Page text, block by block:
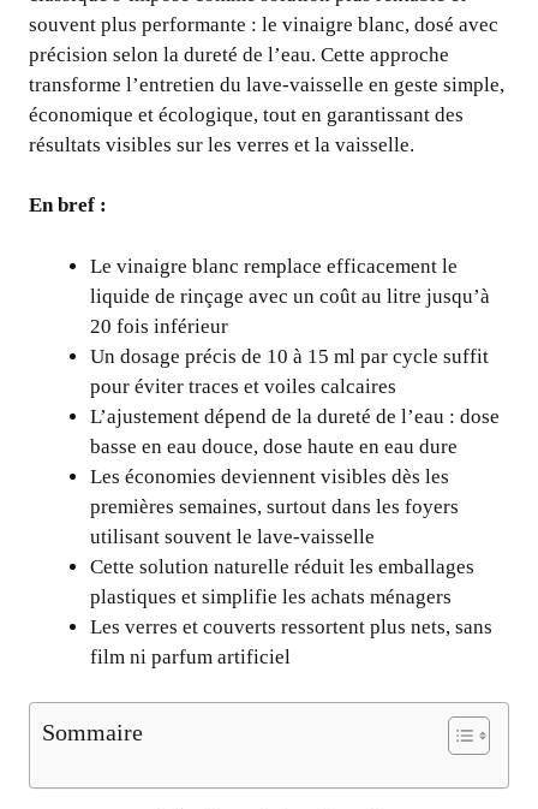
souvent plus performante : le vinaigre blanc, dosé avec
précision selon la dureté de l’eau. Cette approche
transforme l’entretien du lave-vaisselle en geste simple,
économique et écologique, tout en garantissant des
résultats visibles sur les verres et la vaisselle.
En bref :
Le vinaigre blanc remplace efficacement le
liquide de rinçage avec un coût au litre jusqu’à
20 fois inférieur
Un dosage précis de 10 à 15 ml par cycle suffit
pour éviter traces et voiles calcaires
L’ajustement dépend de la dureté de l’eau : dose
basse en eau douce, dose haute en eau dure
Les économies deviennent visibles dès les
premières semaines, surtout dans les foyers
utilisant souvent le lave-vaisselle
Cette solution naturelle réduit les emballages
plastiques et simplifie les achats ménagers
Les verres et couverts ressortent plus nets, sans
film ni parfum artificiel
Sommaire